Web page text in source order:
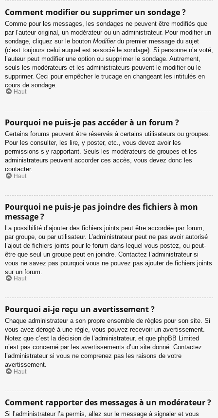
Comment modifier ou supprimer un sondage ?
Comme pour les messages, les sondages ne peuvent être modifiés que
par l’auteur original, un modérateur ou un administrateur. Pour modifier un
sondage, cliquez sur le bouton Modifierdu premier message du sujet
(c’est toujours celui auquel est associé le sondage). Si personne n’a voté,
l’auteur peut modifier une option ou supprimer le sondage. Autrement,
seuls les modérateurs et les administrateurs peuvent le modifier ou le
supprimer. Ceci pour empêcher le trucage en changeant les intitulés en
cours de sondage.
Haut
Pourquoi ne puis-je pas accéder à un forum ?
Certains forums peuvent être réservés à certains utilisateurs ou groupes.
Pour les consulter, les lire, y poster, etc., vous devez avoir les
permissions s’y rapportant. Seuls les modérateurs de groupes et les
administrateurs peuvent accorder ces accès, vous devez donc les
contacter.
Haut
Pourquoi ne puis-je pas joindre des fichiers à mon
message ?
La possibilité d’ajouter des fichiers joints peut être accordée par forum,
par groupe, ou par utilisateur. L’administrateur peut ne pas avoir autorisé
l’ajout de fichiers joints pour le forum dans lequel vous postez, ou peut-
être que seul un groupe peut en joindre. Contactez l’administrateur si
vous ne savez pas pourquoi vous ne pouvez pas ajouter de fichiers joints
sur un forum.
Haut
Pourquoi ai-je reçu un avertissement ?
Chaque administrateur a son propre ensemble de règles pour son site. Si
vous avez dérogé à une règle, vous pouvez recevoir un avertissement.
Notez que c’est la décision de l’administrateur, et que phpBB Limited
n’est pas concerné par les avertissements d’un site donné. Contactez
l’administrateur si vous ne comprenez pas les raisons de votre
avertissement.
Haut
Comment rapporter des messages à un modérateur ?
Si l’administrateur l’a permis, allez sur le message à signaler et vous